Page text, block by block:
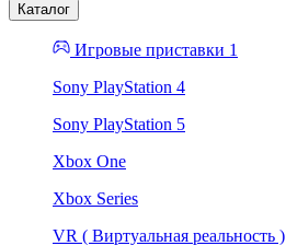
Каталог
Игровые приставки 1
Sony PlayStation 4
Sony PlayStation 5
Xbox One
Xbox Series
VR ( Виртуальная реальность )